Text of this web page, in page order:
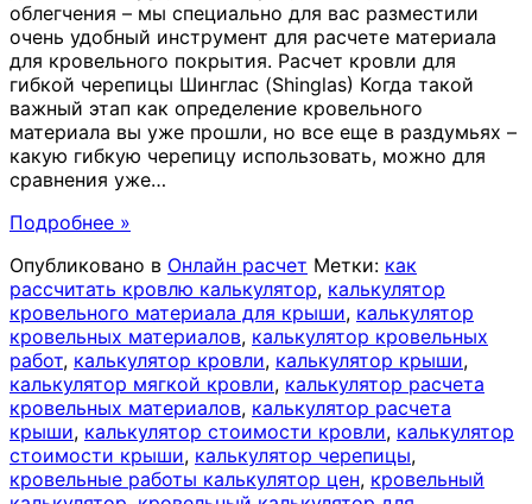
облегчения – мы специально для вас разместили
очень удобный инструмент для расчете материала
для кровельного покрытия. Расчет кровли для
гибкой черепицы Шинглас (Shinglas) Когда такой
важный этап как определение кровельного
материала вы уже прошли, но все еще в раздумьях –
какую гибкую черепицу использовать, можно для
сравнения уже…
Подробнее »
Опубликовано в Онлайн расчет Метки: как
рассчитать кровлю калькулятор, калькулятор
кровельного материала для крыши, калькулятор
кровельных материалов, калькулятор кровельных
работ, калькулятор кровли, калькулятор крыши,
калькулятор мягкой кровли, калькулятор расчета
кровельных материалов, калькулятор расчета
крыши, калькулятор стоимости кровли, калькулятор
стоимости крыши, калькулятор черепицы,
кровельные работы калькулятор цен, кровельный